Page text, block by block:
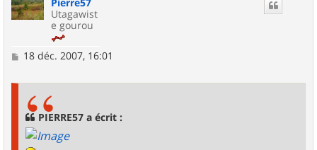
Pierre57
Utagawist
e gourou
M18 déc. 2007, 16:01
PIERRE57 a écrit :